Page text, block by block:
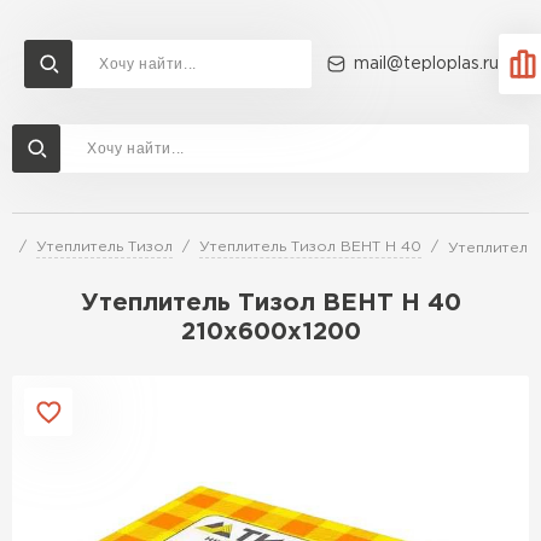
mail@teploplas.ru
Утеплитель Тизол Утеплитель Тизол ВЕНТ Н 40
Утеплитель Тизол ВЕНТ Н 40
210х600х1200
Доставка и оплата
Утеплитель Ветонит
Утеплитель Технониколь
Утеплитель Rockwool